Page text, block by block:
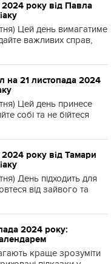
2024 року від Павла
Цей день вимагатиме
важливих справ,
на 21 листопада 2024
Цей день принесе
собі та не бійтеся
року від Тамари
День підходить для
від зайвого та
2024 року:
краще зрозуміти